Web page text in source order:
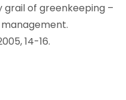
grail of greenkeeping –
14-16.